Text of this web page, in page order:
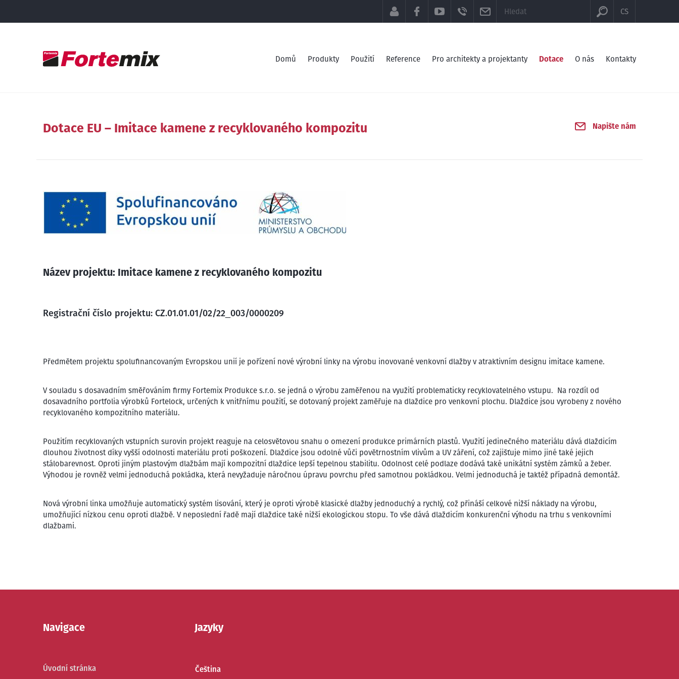
CS
TELEFON E-MAIL
KLIENTSKÁ SEKCE
FACEBOOKYOUTUBE
Domů Produkty Použití Reference Pro architekty a projektanty Dotace O nás Kontakty
Dotace EU – Imitace kamene z recyklovaného kompozitu Napište nám
Název projektu: Imitace kamene z recyklovaného kompozitu
Registrační číslo projektu: CZ.01.01.01/02/22_003/0000209
Předmětem projektu spolufinancovaným Evropskou unií je pořízení nové výrobní linky na výrobu inovované venkovní dlažby v atraktivním designu imitace kamene.
V souladu s dosavadním směřováním firmy Fortemix Produkce s.r.o. se jedná o výrobu zaměřenou na využití problematicky recyklovatelného vstupu. Na rozdíl od
dosavadního portfolia výrobků Fortelock, určených k vnitřnímu použití, se dotovaný projekt zaměřuje na dlaždice pro venkovní plochu. Dlaždice jsou vyrobeny z nového
recyklovaného kompozitního materiálu.
Použitím recyklovaných vstupních surovin projekt reaguje na celosvětovou snahu o omezení produkce primárních plastů. Využití jedinečného materiálu dává dlaždicím
dlouhou životnost díky vyšší odolnosti materiálu proti poškození. Dlaždice jsou odolné vůči povětrnostním vlivům a UV záření, což zajišťuje mimo jiné také jejich
stálobarevnost. Oproti jiným plastovým dlažbám mají kompozitní dlaždice lepší tepelnou stabilitu. Odolnost celé podlaze dodává také unikátní systém zámků a žeber.
Výhodou je rovněž velmi jednoduchá pokládka, která nevyžaduje náročnou úpravu povrchu před samotnou pokládkou. Velmi jednoduchá je taktéž případná demontáž.
Nová výrobní linka umožňuje automatický systém lisování, který je oproti výrobě klasické dlažby jednoduchý a rychlý, což přináší celkové nižší náklady na výrobu,
umožňující nízkou cenu oproti dlažbě. V neposlední řadě mají dlaždice také nižší ekologickou stopu. To vše dává dlaždicím konkurenční výhodu na trhu s venkovními
dlažbami.
Navigace
Úvodní stránka
Jazyky
Čeština